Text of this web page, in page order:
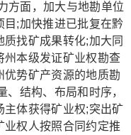
方面，加大与地勘单位
目;加快推进已批复在黔
找矿成果转化;加大同
州本级发证矿业权勘查
优势矿产资源的地质勘
结构、布局和时序，
主体获得矿业权;突出矿
业权人按照合同约定推